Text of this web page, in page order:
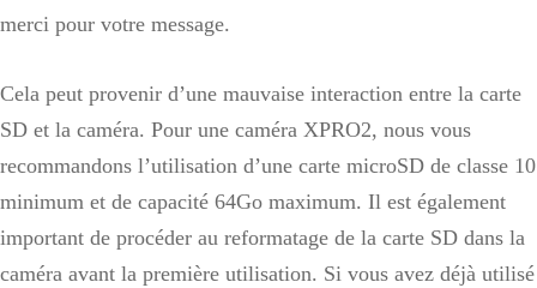
merci pour votre message.
Cela peut provenir d’une mauvaise interaction entre la carte
SD et la caméra. Pour une caméra XPRO2, nous vous
recommandons l’utilisation d’une carte microSD de classe 10
minimum et de capacité 64Go maximum. Il est également
important de procéder au reformatage de la carte SD dans la
caméra avant la première utilisation. Si vous avez déjà utilisé